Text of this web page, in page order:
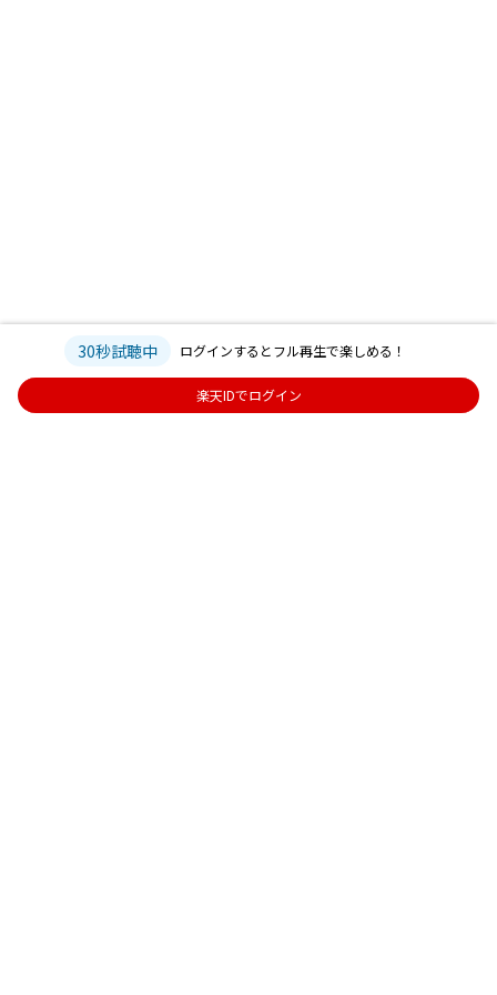
30秒試聴中 ログインするとフル再生で楽しめる！
楽天IDでログイン